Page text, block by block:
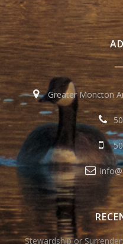
Greater Moncton
Stewardship or